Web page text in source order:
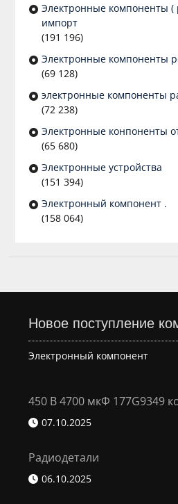
Электронные компоненты (
импорт
(191 196)
Электронные компоненты
(69 128)
электронные компоненты
(72 238)
Электронные конпоненты
(65 680)
Электронные устройства
(151 394)
Электронный компонент .
(158 064)
Новое поступление
Электронный компонент
450 В 4700 мкФ 177G9349
07.10.2025
Радиодетали
06.10.2025